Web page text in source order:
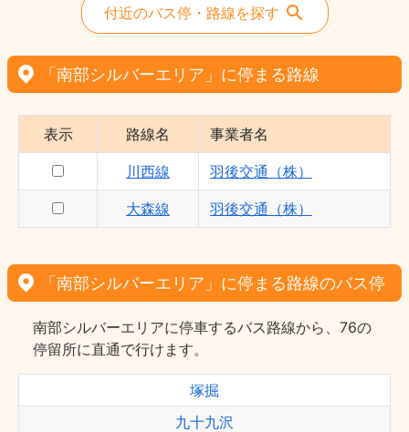
付近のバス停・路線を探す
「南部シルバーエリア」に停まる路線
表示 路線名 事業者名
川西線 羽後交通（株）
大森線 羽後交通（株）
「南部シルバーエリア」に停まる路線のバス停
南部シルバーエリアに停車するバス路線から、76の
停留所に直通で行けます。
塚掘
九十九沢